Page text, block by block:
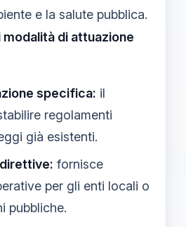
e la salute pubblica.
modalità di attuazione
specifica: il
regolamenti
già esistenti.
fornisce
per gli enti locali o
pubbliche.